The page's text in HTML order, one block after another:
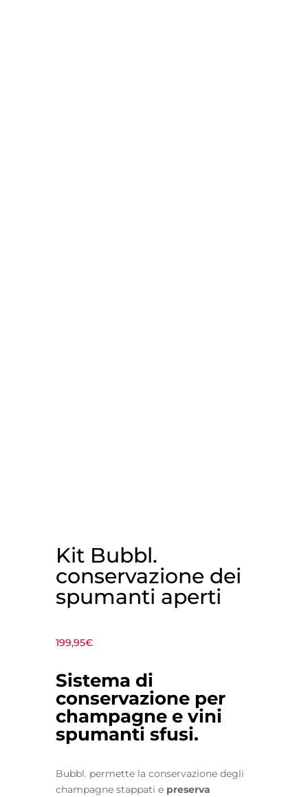
Kit Bubbl.
conservazione dei
spumanti aperti
199,95€
Sistema di
conservazione per
champagne e vini
spumanti sfusi.
Bubbl. permette la conservazione degli
champagne stappati e preserva